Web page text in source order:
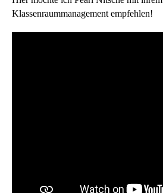
Klassenraummanagement empfehlen!